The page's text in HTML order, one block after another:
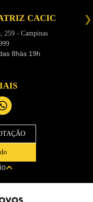
CACIC
259 - Campinas
8hàs 19h